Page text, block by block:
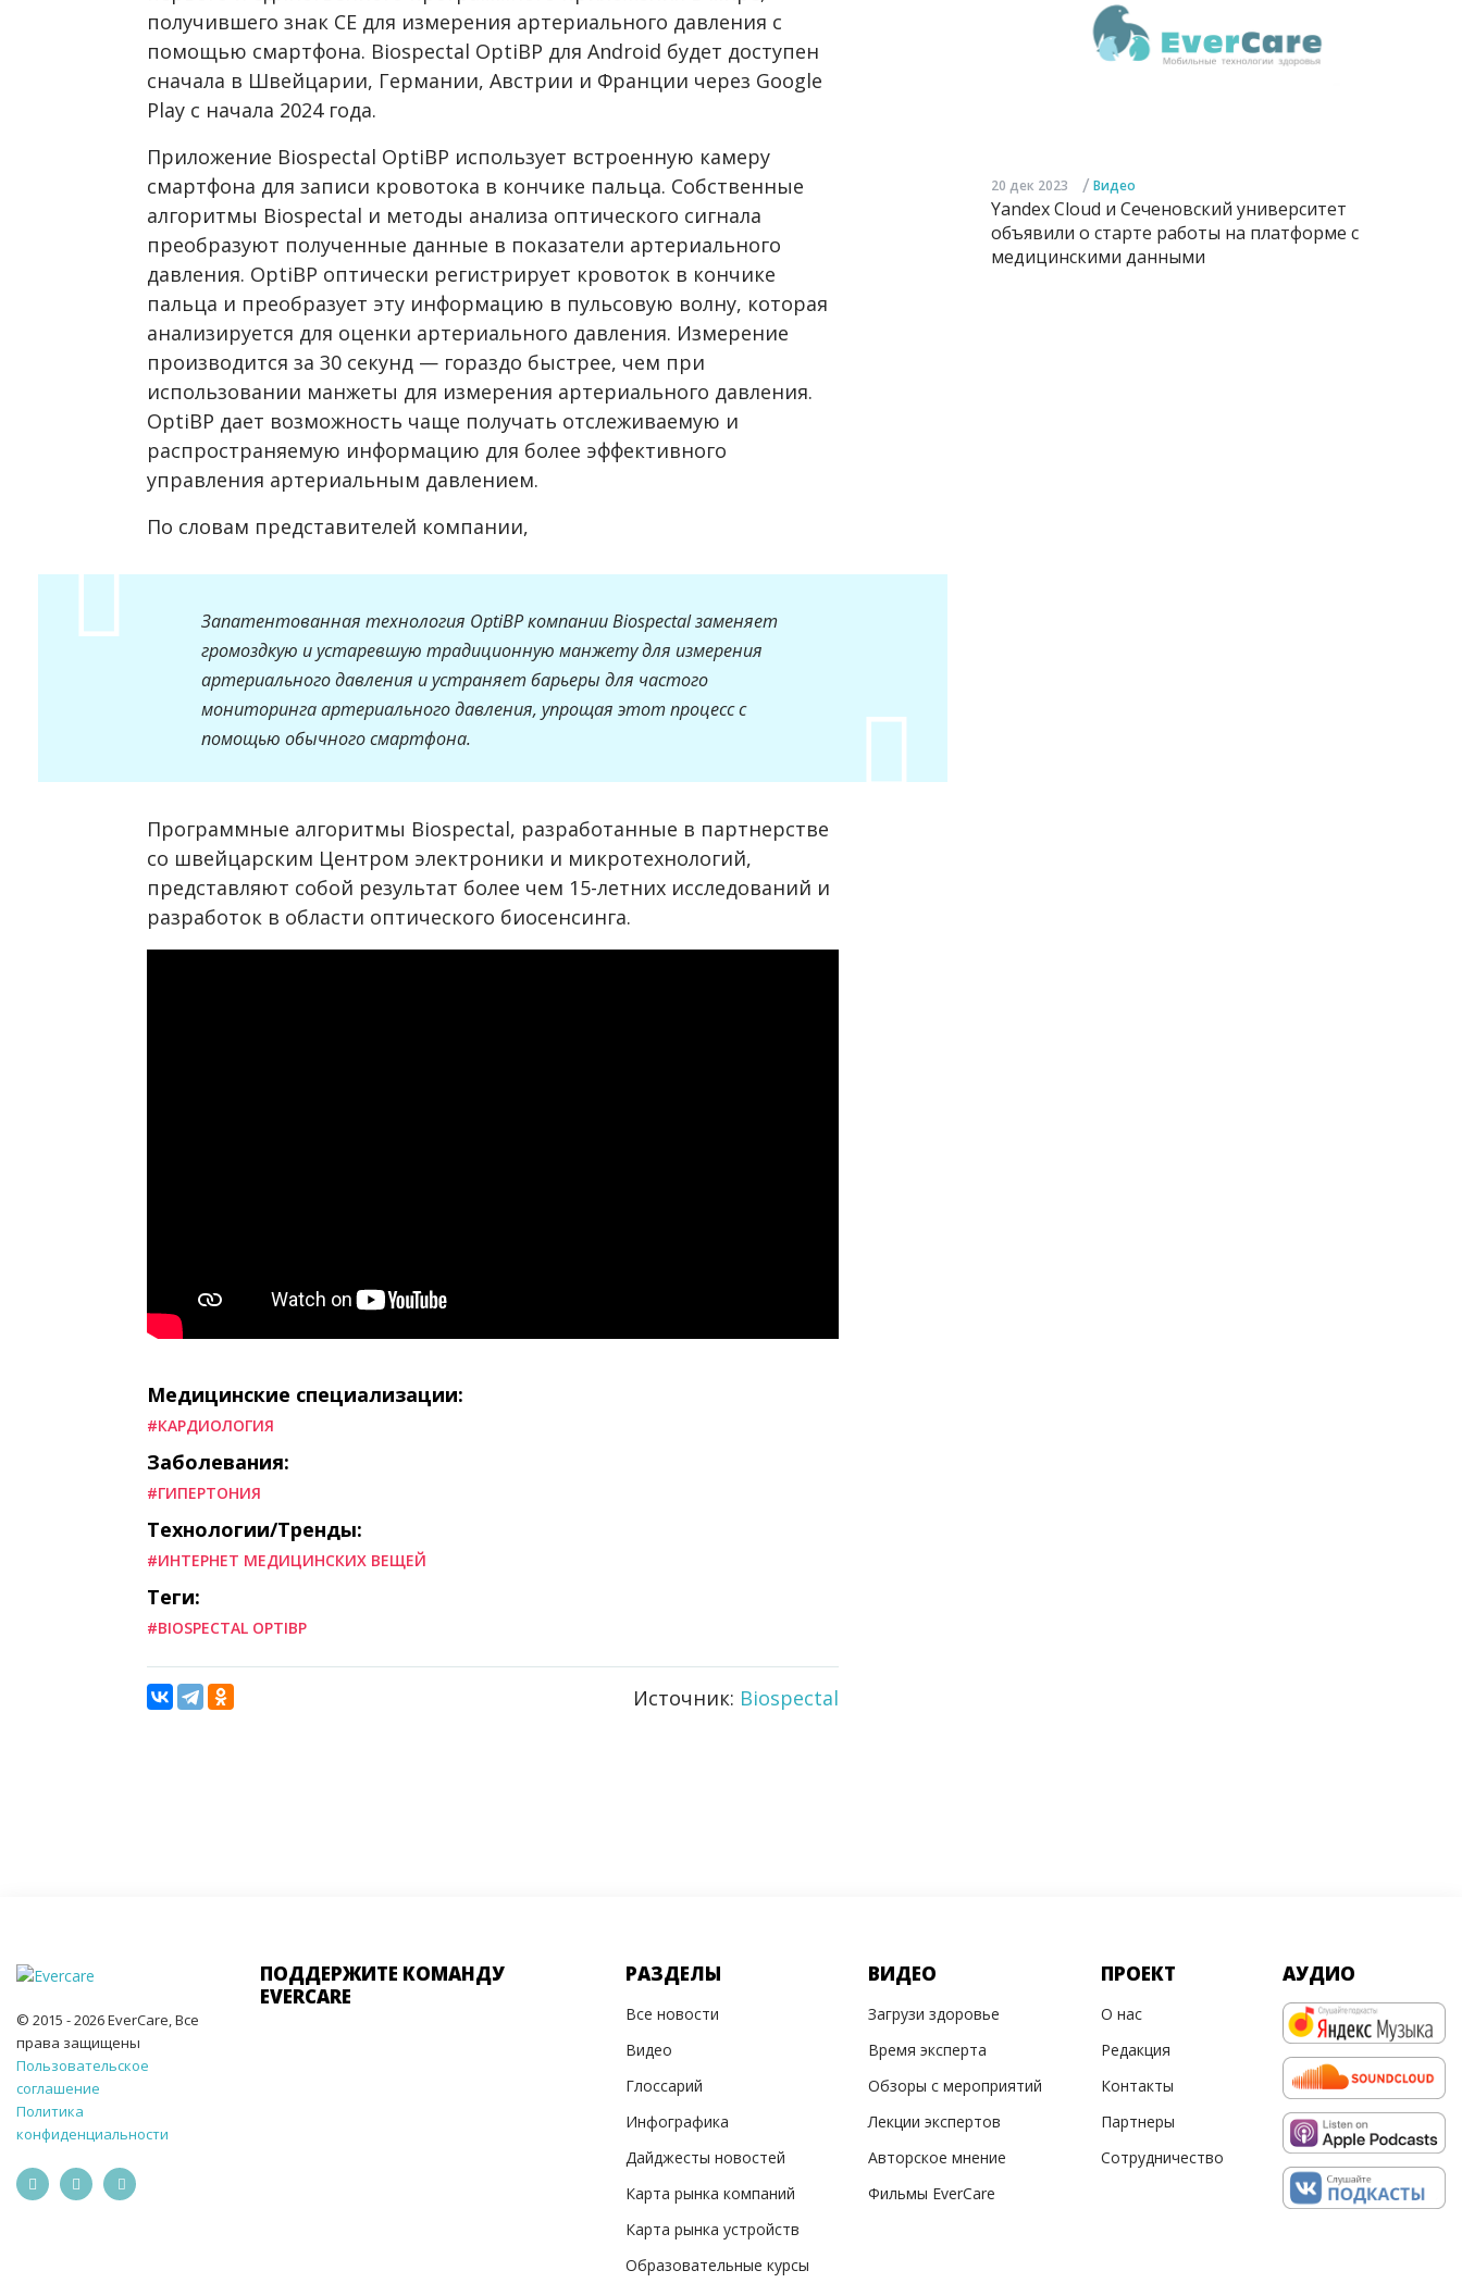
получившего знак CE для измерения артериального давления с
помощью смартфона. Biospectal OptiBP для Android будет доступен
сначала в Швейцарии, Германии, Австрии и Франции через Google
Play с начала 2024 года.
Приложение Biospectal OptiBP использует встроенную камеру
смартфона для записи кровотока в кончике пальца. Собственные
алгоритмы Biospectal и методы анализа оптического сигнала
преобразуют полученные данные в показатели артериального
давления. OptiBP оптически регистрирует кровоток в кончике
пальца и преобразует эту информацию в пульсовую волну, которая
анализируется для оценки артериального давления. Измерение
производится за 30 секунд — гораздо быстрее, чем при
использовании манжеты для измерения артериального давления.
OptiBP дает возможность чаще получать отслеживаемую и
распространяемую информацию для более эффективного
управления артериальным давлением.
По словам представителей компании,
Запатентованная технология OptiBP компании Biospectal заменяет
громоздкую и устаревшую традиционную манжету для измерения
артериального давления и устраняет барьеры для частого
мониторинга артериального давления, упрощая этот процесс с
помощью обычного смартфона.
Программные алгоритмы Biospectal, разработанные в партнерстве
со швейцарским Центром электроники и микротехнологий,
представляют собой результат более чем 15-летних исследований и
разработок в области оптического биосенсинга.
Медицинские специализации:
#КАРДИОЛОГИЯ
Заболевания:
#ГИПЕРТОНИЯ
Технологии/Тренды:
#ИНТЕРНЕТ МЕДИЦИНСКИХ ВЕЩЕЙ
Теги:
#BIOSPECTAL OPTIBP
Источник: Biospectal
20 дек 2023 / Видео
Yandex Cloud и Сеченовский университет
объявили о старте работы на платформе с
медицинскими данными
© 2015 - 2026 EverCare, Все
права защищены
Пользовательское
соглашение
Политика
конфиденциальности
ПОДДЕРЖИТЕ КОМАНДУ
EVERCARE
РАЗДЕЛЫ
Все новости
Видео
Глоссарий
Инфографика
Дайджесты новостей
Карта рынка компаний
Карта рынка устройств
Образовательные курсы
ВИДЕО
Загрузи здоровье
Время эксперта
Обзоры с мероприятий
Лекции экспертов
Авторское мнение
Фильмы EverCare
ПРОЕКТ
О нас
Редакция
Контакты
Партнеры
Сотрудничество
АУДИО